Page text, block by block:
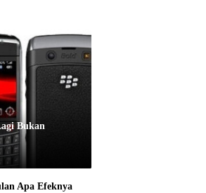
Bukan
Apa Efeknya